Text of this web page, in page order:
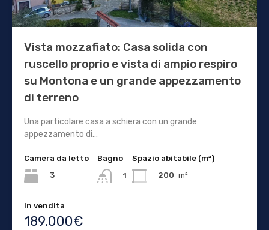
Vista mozzafiato: Casa solida con
ruscello proprio e vista di ampio respiro
su Montona e un grande appezzamento
di terreno
Una particolare casa a schiera con un grande
appezzamento di…
Camera da letto
3
Bagno
1
Spazio abitabile (m²)
200 m²
In vendita
189.000€